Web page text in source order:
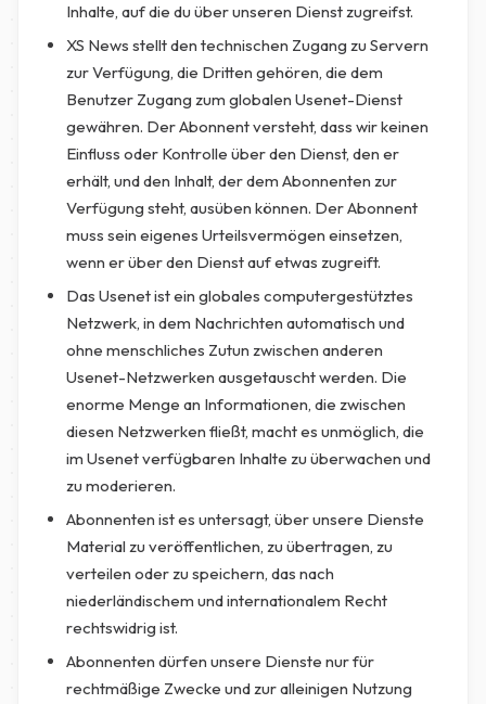
Inhalte, auf die du über unseren Dienst zugreifst.
XS News stellt den technischen Zugang zu Servern
zur Verfügung, die Dritten gehören, die dem
Benutzer Zugang zum globalen Usenet-Dienst
gewähren. Der Abonnent versteht, dass wir keinen
Einfluss oder Kontrolle über den Dienst, den er
erhält, und den Inhalt, der dem Abonnenten zur
Verfügung steht, ausüben können. Der Abonnent
muss sein eigenes Urteilsvermögen einsetzen,
wenn er über den Dienst auf etwas zugreift.
Das Usenet ist ein globales computergestütztes
Netzwerk, in dem Nachrichten automatisch und
ohne menschliches Zutun zwischen anderen
Usenet-Netzwerken ausgetauscht werden. Die
enorme Menge an Informationen, die zwischen
diesen Netzwerken fließt, macht es unmöglich, die
im Usenet verfügbaren Inhalte zu überwachen und
zu moderieren.
Abonnenten ist es untersagt, über unsere Dienste
Material zu veröffentlichen, zu übertragen, zu
verteilen oder zu speichern, das nach
niederländischem und internationalem Recht
rechtswidrig ist.
Abonnenten dürfen unsere Dienste nur für
rechtmäßige Zwecke und zur alleinigen Nutzung